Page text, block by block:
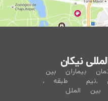
نیکان
بیماران بین
,نیم طبقه ،
بین الملل